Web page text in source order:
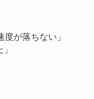
度が落ちない」